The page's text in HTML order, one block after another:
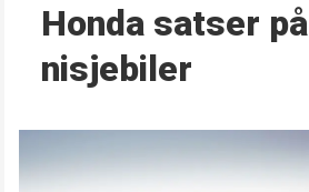
Honda satser på
nisjebiler